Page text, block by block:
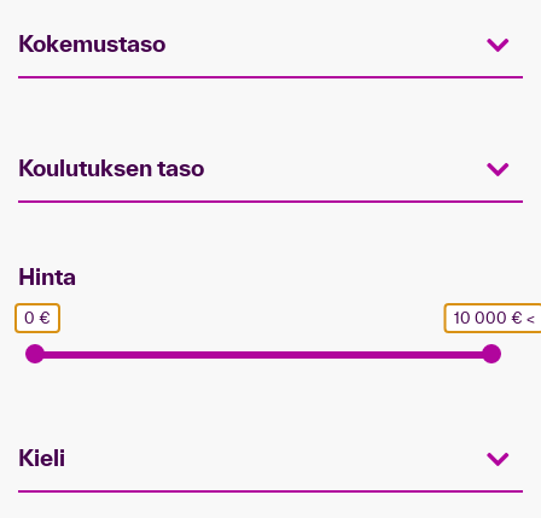
Kokemustaso
Koulutuksen taso
Hinta
0 € 10 000 € <
Kieli